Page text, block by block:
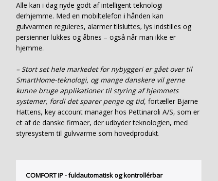
Alle kan i dag nyde godt af intelligent teknologi
derhjemme. Med en mobiltelefon i hånden kan
gulvvarmen reguleres, alarmer tilsluttes, lys indstilles og
persienner lukkes og åbnes – også når man ikke er
hjemme.
– Stort set hele markedet for nybyggeri er gået over til
SmartHome-teknologi, og mange danskere vil gerne
kunne bruge applikationer til styring af hjemmets
systemer, fordi det sparer penge og tid, fortæller Bjarne
Hattens, key account manager hos Pettinaroli A/S, som er
et af de danske firmaer, der udbyder teknologien, med
styresystem til gulvvarme som hovedprodukt.
COMFORT IP - fuldautomatisk og kontrollérbar